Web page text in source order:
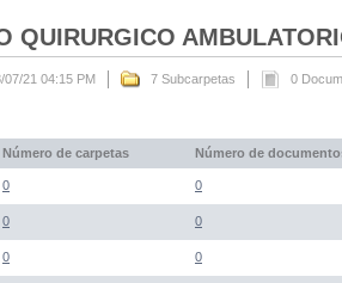
QUIRURGICO
07/21 04:15 PM 7 Subcarpetas 0
Número de carpetas Número de
0 0
0 0
0 0